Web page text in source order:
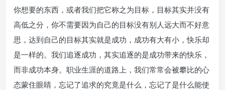
你想要的东西，或者我们把它称之为目标，目标其实并没有
高低之分，你不需要因为自己的目标没有别人远大而不好意
思，达到自己的目标其实就是成功，成功有大有小，快乐却
是一样的。我们追逐成功，其实追逐的是成功带来的快乐，
而非成功本身。职业生涯的道路上，我们常常会被攀比的心
态蒙住眼睛，忘记了追求的究竟是什么，忘记了是什么能使